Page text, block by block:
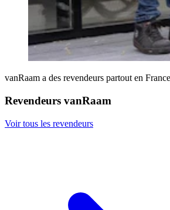
vanRaam a des revendeurs partout en
Revendeurs vanRaam
Voir tous les revendeurs